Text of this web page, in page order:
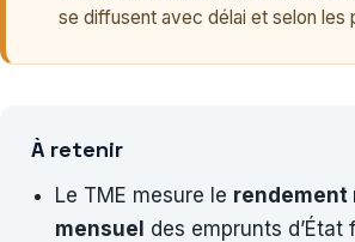
se diffusent avec délai et selon les
À retenir
Le TME mesure le rendement
mensuel des emprunts d’État